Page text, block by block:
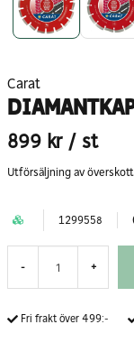
Carat
899 kr / st
Utförsäljning av
1299558
- +
Fri frakt över 499:-